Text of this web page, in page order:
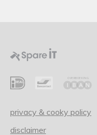
privacy & cooky policy
disclaimer